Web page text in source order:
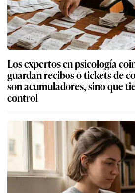
Los expertos en psicología
guardan recibos o tickets de
son acumuladores, sino que
control